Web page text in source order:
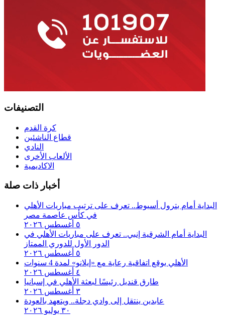
التصنيفات
كرة القدم
قطاع الناشئين
النادي
الألعاب الأخرى
الاكاديمية
أخبار ذات صلة
البداية أمام بترول أسيوط.. تعرف على ترتيب مباريات الأهلي
في كأس عاصمة مصر
٥ أغسطس ٢٠٢٦
البداية أمام الشرقية إنبي.. تعرف على مباريات الأهلي في
الدور الأول للدوري الممتاز
٥ أغسطس ٢٠٢٦
الأهلي يوقع اتفاقية رعاية مع «إيلانو» لمدة 4 سنوات
٤ أغسطس ٢٠٢٦
طارق قنديل رئيسًا لبعثة الأهلي في إسبانيا
٣ أغسطس ٢٠٢٦
عابدين ينتقل إلى وادي دجلة.. ويتعهد بالعودة
٣٠ يوليو ٢٠٢٦